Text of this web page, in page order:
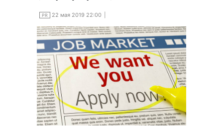
PR 22 мая 2019 22:00